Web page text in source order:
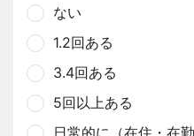
ない
1.2回ある
3.4回ある
5回以上ある
日常的に（在住・在勤